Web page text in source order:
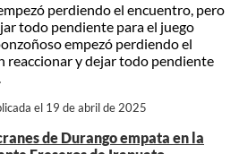
perdiendo el encuentro, pero
todo pendiente para el juego
empezó perdiendo el
reaccionar y dejar todo pendiente
el 19 de abril de 2025
de Durango empata en la